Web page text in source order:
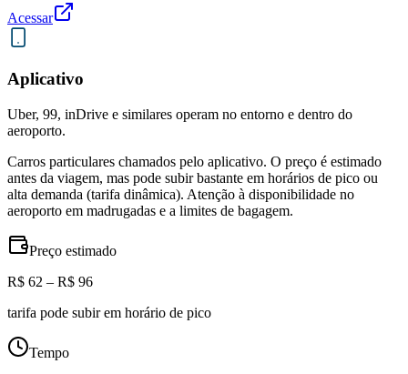
Acessar
Aplicativo
Uber, 99, inDrive e similares operam no entorno e dentro do
aeroporto.
Carros particulares chamados pelo aplicativo. O preço é estimado
antes da viagem, mas pode subir bastante em horários de pico ou
alta demanda (tarifa dinâmica). Atenção à disponibilidade no
aeroporto em madrugadas e a limites de bagagem.
Preço estimado
R$ 62 – R$ 96
tarifa pode subir em horário de pico
Tempo